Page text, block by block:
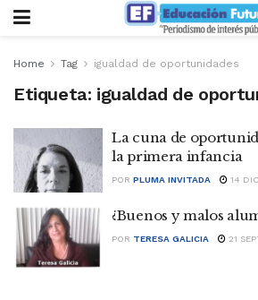
Home Tag igualdad de oportunidades
Etiqueta: igualdad de
La cuna de
la primera infancia
POR PLUMA INVITADA 14
¿Buenos y malos
POR TERESA GALICIA 21